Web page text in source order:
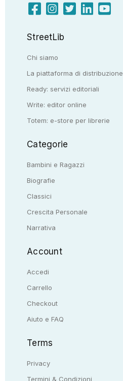
StreetLib
Chi siamo
La piattaforma di distribuzione
Ready: servizi editoriali
Write: editor online
Totem: e-store per librerie
Categorie
Bambini e Ragazzi
Biografie
Classici
Crescita Personale
Narrativa
Account
Accedi
Carrello
Checkout
Aiuto e FAQ
Terms
Privacy
Termini & Condizioni